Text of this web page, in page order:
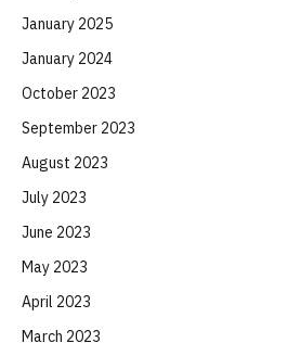
January 2025
January 2024
October 2023
September 2023
August 2023
July 2023
June 2023
May 2023
April 2023
March 2023